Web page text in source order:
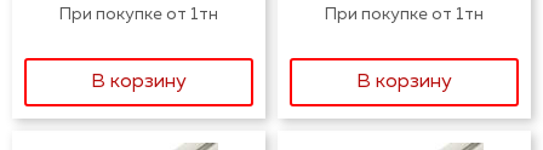
При покупке от 1тн
В корзину
При покупке от 1тн
В корзину